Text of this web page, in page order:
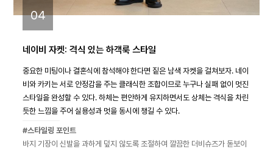
04
네이비 자켓: 격식 있는 하객룩 스타일
중요한 미팅이나 결혼식에 참석해야 한다면 짙은 남색 자켓을 걸쳐보자. 네이
비와 카키는 서로 안정감을 주는 클래식한 조합이므로 누구나 실패 없이 멋진
스타일을 완성할 수 있다. 하체는 편안하게 유지하면서도 상체는 격식을 차린
듯한 느낌을 주어 실용성과 멋을 동시에 챙길 수 있다.
#스타일링 포인트
바지 기장이 신발을 과하게 덮지 않도록 조절하여 깔끔한 더비슈즈가 돋보이